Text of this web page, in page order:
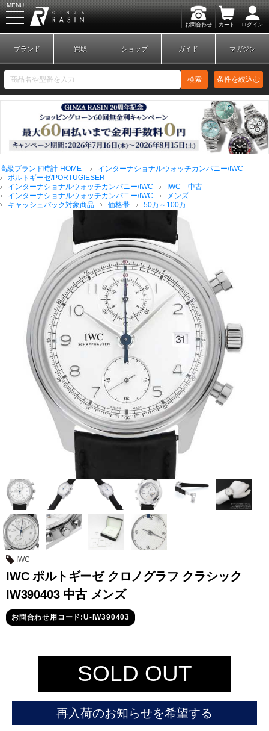
お問合わせ カート ログイン
MENU
新規会員登録 ログイン
ブランドから探す
全てのブランドを見
る
ロレックス
パテック
フィリップ
オーデマピゲ ウブロ カルティエ
グランド
セイコー
オメガ
コンスタンタン
商品の状態から探す
ブランド 買取 ショップ ガイド マガジン
検索 条件を絞込む
高級ブランド時計-HOME
インターナショナルウォッチカンパニー/IWC
ポルトギーゼ/PORTUGIESER
インターナショナルウォッチカンパニー/IWC
IWC 中古
インターナショナルウォッチカンパニー/IWC
メンズ
キャッシュバック対象商品
価格帯 50万～100万
IWC
IWC ポルトギーゼ クロノグラフ クラシック
IW390403 中古 メンズ
お問合わせ用コード:U-IW390403
SOLD OUT
再入荷のお知らせを希望する